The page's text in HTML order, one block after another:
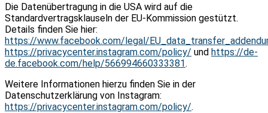
Die Datenübertragung in die USA wird auf die
Standardvertragsklauseln der EU-Kommission gestützt.
Details finden Sie hier:
https://www.facebook.com/legal/
https://privacycenter.instagram.com/policy/ und https://de-
de.facebook.com/help/566994660333381.
Weitere Informationen hierzu finden Sie in der
Datenschutzerklärung von Instagram:
https://privacycenter.instagram.com/policy/.